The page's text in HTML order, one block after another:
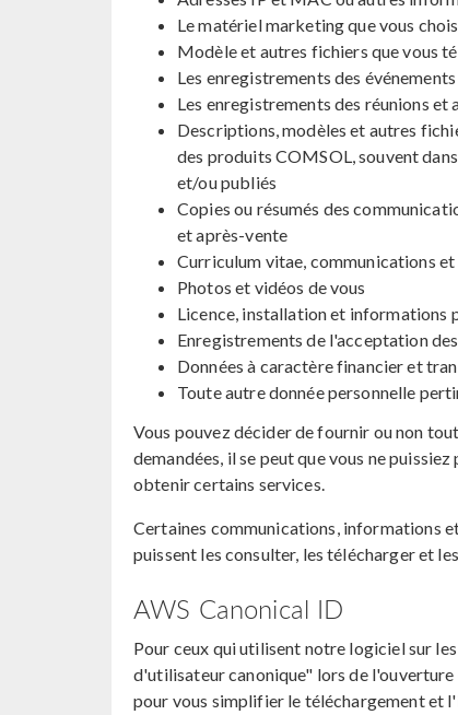
Le matériel marketing que vous
Modèle et autres fichiers que vous
Les enregistrements des
Les enregistrements des réunions
Descriptions, modèles et autres
des produits COMSOL, souvent
et/ou publiés
Copies ou résumés des
et après-vente
Curriculum vitae, communications
Photos et vidéos de vous
Licence, installation et informations
Enregistrements de l'acceptation
Données à caractère financier et
Toute autre donnée personnelle
Vous pouvez décider de fournir ou non
demandées, il se peut que vous ne
obtenir certains services.
Certaines communications, informations
puissent les consulter, les télécharger et
AWS Canonical ID
Pour ceux qui utilisent notre logiciel sur
d'utilisateur canonique" lors de l'ouverture
pour vous simplifier le téléchargement et